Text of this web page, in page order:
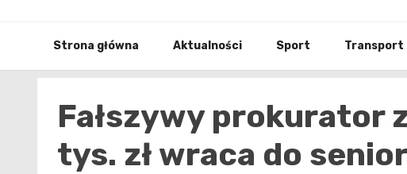
Strona główna Aktualności Sport Transport
Fałszywy prokurator
tys. zł wraca do